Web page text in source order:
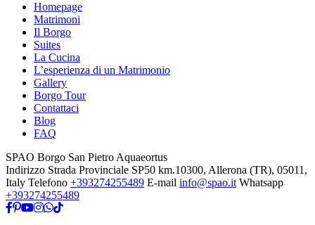
Homepage
Matrimoni
Il Borgo
Suites
La Cucina
L’esperienza di un Matrimonio
Gallery
Borgo Tour
Contattaci
Blog
FAQ
SPAO Borgo San Pietro Aquaeortus
Indirizzo Strada Provinciale SP50 km.10300, Allerona (TR), 05011,
Italy Telefono +393274255489 E-mail info@spao.it Whatsapp
+393274255489